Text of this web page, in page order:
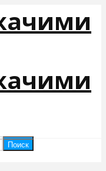
Поиск
Поиск